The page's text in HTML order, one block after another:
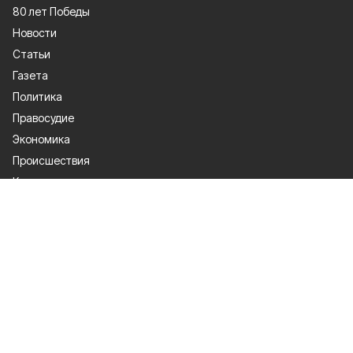
80 лет Победы
Новости
Статьи
Газета
Политика
Правосудие
Экономика
Происшествия
Культура